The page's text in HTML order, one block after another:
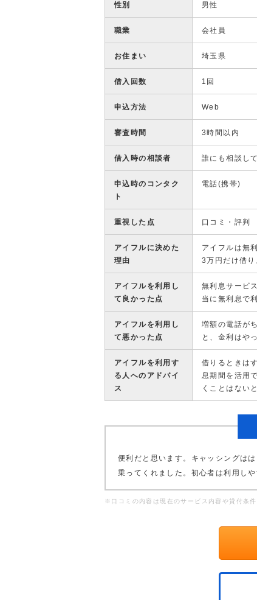
性別 男性
職業 会社員
お住まい 埼玉県
借入回数 1回
申込方法 Web
審査時間 3時間以内
借入時の相談者 誰にも相談し
申込時のコンタク
ト
電話(携帯)
重視した点 口コミ・評判
アイフルに決めた
理由
アイフルは無
3万円だけ借り
アイフルを利用し
て良かった点
無利息サービ
当に無利息で
アイフルを利用し
て悪かった点
増額の電話が
と、金利はや
アイフルを利用す
る人へのアドバイ
ス
借りるときは
息期間を活用
くことはない
便利だと思います。キャッシングは
乗ってくれました。初心者は利用しや
※口コミの内容は現在のサービス内容や貸付条件